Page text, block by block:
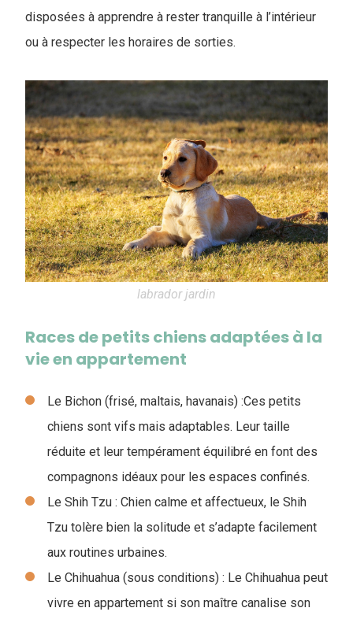
disposées à apprendre à rester tranquille à l’intérieur
ou à respecter les horaires de sorties.
labrador jardin
Races de petits chiens adaptées à la
vie en appartement
Le Bichon (frisé, maltais, havanais) :Ces petits
chiens sont vifs mais adaptables. Leur taille
réduite et leur tempérament équilibré en font des
compagnons idéaux pour les espaces confinés.
Le Shih Tzu : Chien calme et affectueux, le Shih
Tzu tolère bien la solitude et s’adapte facilement
aux routines urbaines.
Le Chihuahua (sous conditions) : Le Chihuahua peut
vivre en appartement si son maître canalise son